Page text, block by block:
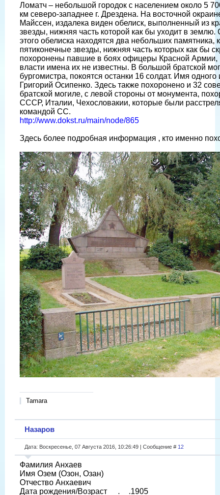
Ломатч – небольшой городок с населением около 5
км северо-западнее г. Дрездена. На восточной
Майссен, издалека виден обелиск, выполненный из
звезды, нижняя часть которой как бы уходит в
этого обелиска находятся два небольших памятника,
пятиконечные звезды, нижняя часть которых как бы
похоронены павшие в боях офицеры Красной Армии,
власти имена их не известны. В большой братской
бургомистра, покоятся останки 16 солдат. Имя одного
Григорий Осипенко. Здесь также похоронено и 32
братской могиле, с левой стороны от монумента,
СССР, Италии, Чехословакии, которые были
командой СС.
http://www.dokst.ru/main/node/865
Здесь более подробная информация , кто именно
Tamara
Назаров
Дата: Воскресенье, 07 Августа 2016, 10:26:49 | Сообщение # 12
Фамилия Анхаев
Имя Озем (Озон, Озан)
Отчество Анхаевич
Дата рождения/Возраст __.__.1905